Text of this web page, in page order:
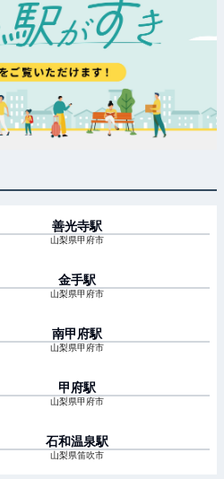
善光寺駅
山梨県甲府市
金手駅
山梨県甲府市
南甲府駅
山梨県甲府市
甲府駅
山梨県甲府市
石和温泉駅
山梨県笛吹市